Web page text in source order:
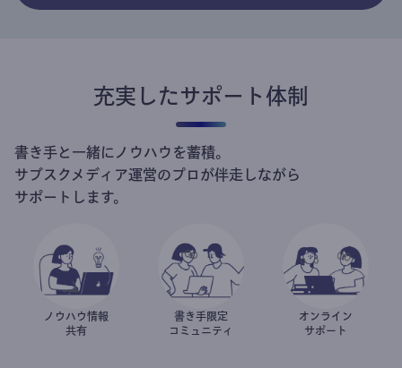
充実したサポート体制
書き手と一緒にノウハウを蓄積。
サブスクメディア運営のプロが伴走しながら
サポートします。
ノウハウ情報
共有
書き手限定
コミュニティ
オンライン
サポート